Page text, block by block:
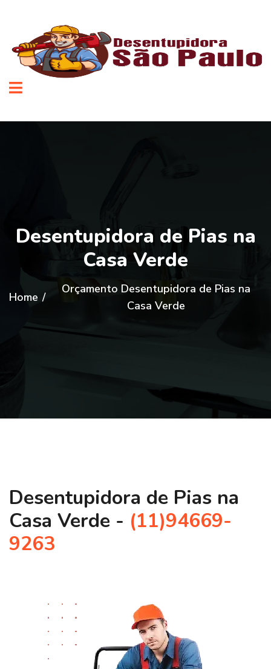
Desentupidora de Pias na
Casa Verde
Home /
Orçamento Desentupidora de Pias na
Casa Verde
Desentupidora de Pias na
Casa Verde - (11)94669-
9263